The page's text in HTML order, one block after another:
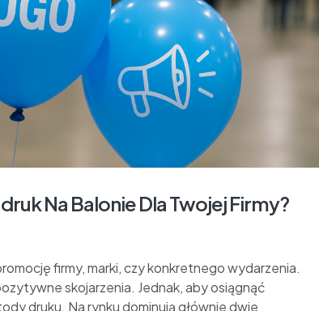
Na Balonie Dla Twojej Firmy?
firmy, marki, czy konkretnego wydarzenia.
skojarzenia. Jednak, aby osiągnąć
druku. Na rynku dominują głównie dwie